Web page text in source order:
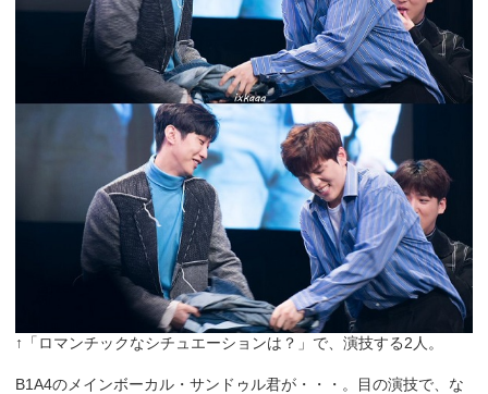
↑「ロマンチックなシチュエーションは？」で、演技する2人。
B1A4のメインボーカル・サンドゥル君が・・・。目の演技で、な